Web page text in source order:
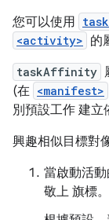
您可以使用
<activity> 的
taskAffinity
(在 <manifest>
別預設工作 建立
興趣相似目標對
當啟動活
敬上 旗標。